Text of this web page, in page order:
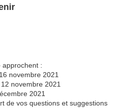
approchent :
novembre 2021
novembre 2021
2021
de vos questions et suggestions